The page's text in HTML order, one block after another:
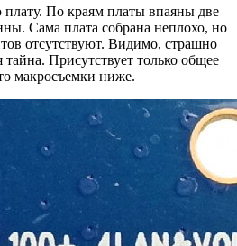
По краям платы впаяны две
Сама плата собрана неплохо, но
отсутствуют. Видимо, страшно
тайна. Присутствует только общее
макросъемки ниже.